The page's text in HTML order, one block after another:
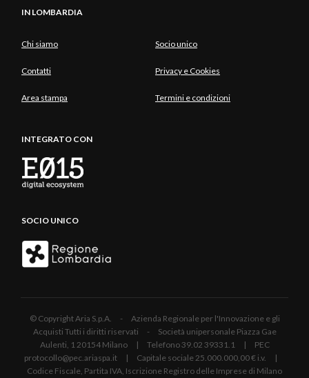
IN LOMBARDIA
Chi siamo Socio unico
Contatti Privacy e Cookies
Area stampa Termini e condizioni
INTEGRATO CON
SOCIO UNICO
© Copyright Aria S.p.A. - Azienda Regionale per l'Innovazione e gli
Acquisti Tutti i diritti riservati - Società unipersonale Piazza Gae
Aulenti, 1 20154 Milano | Telefono 39.02 39331.1 | PEC
protocollo@pec.ariaspa.it | Capitale sociale 25.000.000,00 € i.v. |
Codice Fiscale, Partita IVA, Iscrizione Registro delle Imprese di Milano